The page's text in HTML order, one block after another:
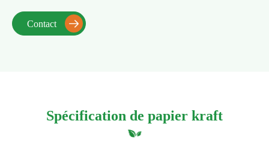
Contact 
Spécification de papier kraft